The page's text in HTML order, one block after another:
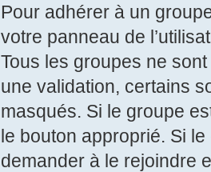
Pour adhérer à un
votre panneau de
Tous les groupes ne
une validation, certains
masqués. Si le groupe
le bouton approprié. Si
demander à le rejoindre